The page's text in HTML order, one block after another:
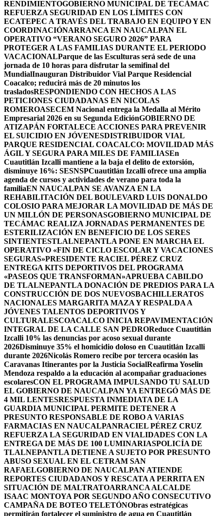
RENDIMIENTOGOBIERNO MUNICIPAL DE TECÁMAC
REFUERZA SEGURIDAD EN LOS LÍMITES CON
ECATEPEC A TRAVÉS DEL TRABAJO EN EQUIPO Y EN
COORDINACIÓNARRANCA EN NAUCALPAN EL
OPERATIVO “VERANO SEGURO 2026” PARA
PROTEGER A LAS FAMILIAS DURANTE EL PERIODO
VACACIONALParque de las Esculturas será sede de una
jornada de 10 horas para disfrutar la semifinal del
MundialInauguran Distribuidor Vial Parque Residencial
Coacalco; reducirá más de 20 minutos los
trasladosRESPONDIENDO CON HECHOS A LAS
PETICIONES CIUDADANAS EN NICOLAS
ROMEROASECEM Nacional entrega la Medalla al Mérito
Empresarial 2026 en su Segunda EdiciónGOBIERNO DE
ATIZAPÁN FORTALECE ACCIONES PARA PREVENIR
EL SUICIDIO EN JÓVENESDISTRIBUIDOR VIAL
PARQUE RESIDENCIAL COACALCO: MOVILIDAD MÁS
ÁGIL Y SEGURA PARA MILES DE FAMILIASEn
Cuautitlán Izcalli mantiene a la baja el delito de extorsión,
disminuye 16%: SESNSPCuautitlán Izcalli ofrece una amplia
agenda de cursos y actividades de verano para toda la
familiaEN NAUCALPAN SE AVANZA EN LA
REHABILITACIÓN DEL BOULEVARD LUIS DONALDO
COLOSIO PARA MEJORAR LA MOVILIDAD DE MÁS DE
UN MILLÓN DE PERSONASGOBIERNO MUNICIPAL DE
TECÁMAC REALIZA JORNADAS PERMANENTES DE
ESTERILIZACIÓN EN BENEFICIO DE LOS SERES
SINTIENTESTLALNEPANTLA PONE EN MARCHA EL
OPERATIVO «FIN DE CICLO ESCOLAR Y VACACIONES
SEGURAS»PRESIDENTE RACIEL PÉREZ CRUZ
ENTREGA KITS DEPORTIVOS DEL PROGRAMA
«PASEOS QUE TRANSFORMAN»APRUEBA CABILDO
DE TLALNEPANTLA DONACIÓN DE PREDIOS PARA LA
CONSTRUCCIÓN DE DOS NUEVOSBACHILLERATOS
NACIONALES MARGARITA MAZA Y RESPALDA A
JÓVENES TALENTOS DEPORTIVOS Y
CULTURALESCOACALCO INICIA REPAVIMENTACIÓN
INTEGRAL DE LA CALLE SAN PEDROReduce Cuautitlán
Izcalli 10% las denuncias por acoso sexual durante
2026Disminuye 35% el homicidio doloso en Cuautitlán Izcalli
durante 2026Nicolás Romero recibe por tercera ocasión las
Caravanas Itinerantes por la Justicia SocialReafirma Yoselin
Mendoza respaldo a la educación al acompañar graduaciones
escolaresCON EL PROGRAMA IMPULSANDO TU SALUD
EL GOBIERNO DE NAUCALPAN YA ENTREGÓ MÁS DE
4 MIL LENTESRESPUESTA INMEDIATA DE LA
GUARDIA MUNICIPAL PERMITE DETENER A
PRESUNTO RESPONSABLE DE ROBO A VARIAS
FARMACIAS EN NAUCALPANRACIEL PÉREZ CRUZ
REFUERZA LA SEGURIDAD EN VIALIDADES CON LA
ENTREGA DE MÁS DE 100 LUMINARIASPOLICÍA DE
TLALNEPANTLA DETIENE A SUJETO POR PRESUNTO
ABUSO SEXUAL EN EL CETRAM SAN
RAFAELGOBIERNO DE NAUCALPAN ATIENDE
REPORTES CIUDADANOS Y RESCATA A PERRITA EN
SITUACIÓN DE MALTRATOARRANCA ALCALDE
ISAAC MONTOYA POR SEGUNDO AÑO CONSECUTIVO
CAMPAÑA DE BOTEO TELETÓNObras estratégicas
permitirán fortalecer el suministro de agua en Cuautitlán